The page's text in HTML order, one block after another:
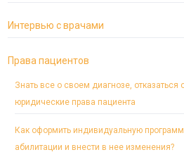
Интервью с врачами
Права пациентов
Знать все о своем диагнозе, отказаться
юридические права пациента
Как оформить индивидуальную
абилитации и внести в нее изменения?